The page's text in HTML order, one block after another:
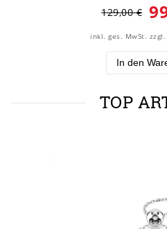
129,00 €
inkl. ges. MwSt. zzgl.
In den
TOP